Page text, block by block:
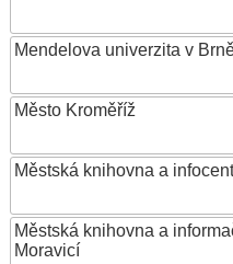
Mendelova univerzita v
Město Kroměříž
Městská knihovna a
Městská knihovna a
Moravicí